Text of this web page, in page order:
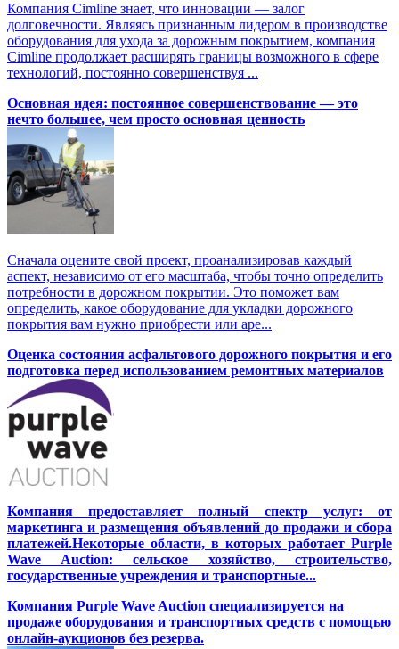
Компания Cimline знает, что инновации — залог
долговечности. Являясь признанным лидером в производстве
оборудования для ухода за дорожным покрытием, компания
Cimline продолжает расширять границы возможного в сфере
технологий, постоянно совершенствуя ...
Основная идея: постоянное совершенствование — это
нечто большее, чем просто основная ценность
Сначала оцените свой проект, проанализировав каждый
аспект, независимо от его масштаба, чтобы точно определить
потребности в дорожном покрытии. Это поможет вам
определить, какое оборудование для укладки дорожного
покрытия вам нужно приобрести или аре...
Оценка состояния асфальтового дорожного покрытия и его
подготовка перед использованием ремонтных материалов
Компания предоставляет полный спектр услуг: от
маркетинга и размещения объявлений до продажи и сбора
платежей.Некоторые области, в которых работает Purple
Wave Auction: сельское хозяйство, строительство,
государственные учреждения и транспортные...
Компания Purple Wave Auction специализируется на
продаже оборудования и транспортных средств с помощью
онлайн-аукционов без резерва.